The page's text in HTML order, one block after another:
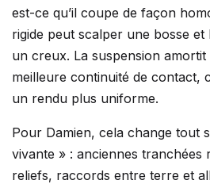
est-ce qu’il coupe de façon
rigide peut scalper une bosse
un creux. La suspension amortit
meilleure continuité de contact,
un rendu plus uniforme.
Pour Damien, cela change tout
vivante » : anciennes tranchées
reliefs, raccords entre terre et